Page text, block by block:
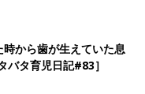
から歯が生えていた息
バタ育児日記#83］